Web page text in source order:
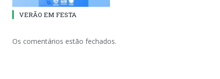
VERÃO EM FESTA
Os comentários estão fechados.